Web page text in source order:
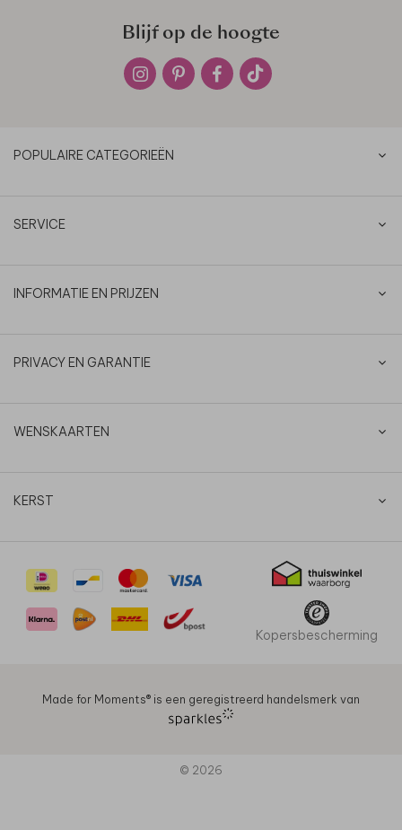
Blijf op de hoogte
POPULAIRE CATEGORIEËN
SERVICE
INFORMATIE EN PRIJZEN
PRIVACY EN GARANTIE
WENSKAARTEN
KERST
Kopersbescherming
Made for Moments®️ is een geregistreerd handelsmerk van
© 2026